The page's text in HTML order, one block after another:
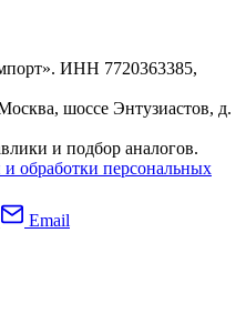
ИНН 7720363385,
шоссе Энтузиастов, д.
и подбор аналогов.
обработки персональных
Email